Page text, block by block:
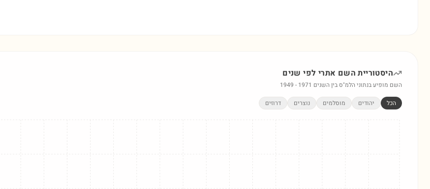
היסטוריית השם אתרי לפי שנים
השם מופיע בנתוני הלמ"ס בין השנים 1949 - 1971
הכל יהודים מוסלמים נוצרים דרוזים